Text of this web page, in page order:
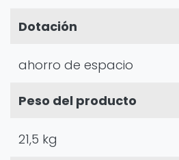
Dotación
ahorro de espacio
Peso del producto
21,5 kg